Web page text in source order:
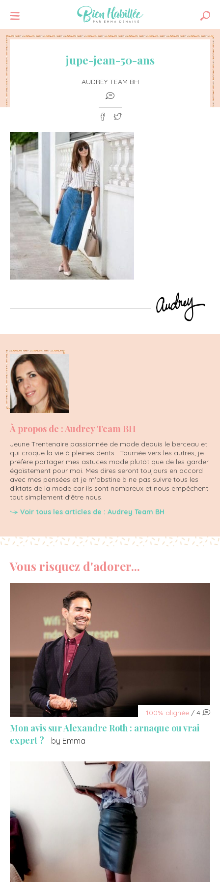
jupe-jean-50-ans
AUDREY TEAM BH
À propos de : Audrey Team BH
Jeune Trentenaire passionnée de mode depuis le berceau et
qui croque la vie à pleines dents . Tournée vers les autres, je
préfère partager mes astuces mode plutôt que de les garder
égoïstement pour moi. Mes dires seront toujours en accord
avec mes pensées et je m'obstine à ne pas suivre tous les
diktats de la mode car ils sont nombreux et nous empêchent
tout simplement d'être nous.
Voir tous les articles de : Audrey Team BH
Vous risquez d'adorer...
100% alignée / 4
Mon avis sur Alexandre Roth : arnaque ou vrai
expert ? - by Emma